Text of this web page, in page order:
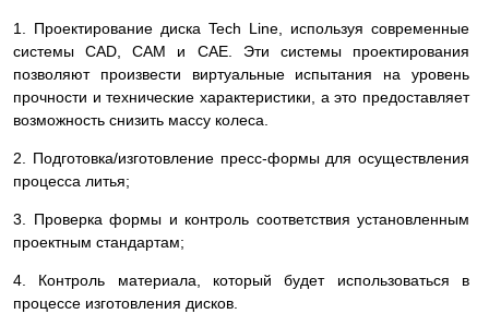
1. Проектирование диска Tech Line, используя современные
системы СAD, CAM и CAE. Эти системы проектирования
позволяют произвести виртуальные испытания на уровень
прочности и технические характеристики, а это предоставляет
возможность снизить массу колеса.
2. Подготовка/изготовление пресс-формы для осуществления
процесса литья;
3. Проверка формы и контроль соответствия установленным
проектным стандартам;
4. Контроль материала, который будет использоваться в
процессе изготовления дисков.